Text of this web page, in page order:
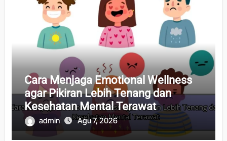
Cara Menjaga Emotional Wellness
agar Pikiran Lebih Tenang dan
Kesehatan Mental Terawat
admin Agu 7, 2026